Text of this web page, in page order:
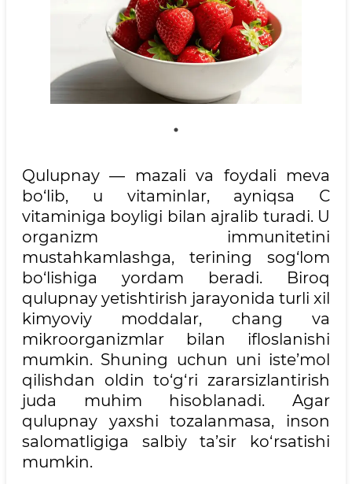
Qulupnay — mazali va foydali meva
bo‘lib, u vitaminlar, ayniqsa С
vitaminiga boyligi bilan ajralib turadi. U
organizm immunitetini
mustahkamlashga, terining sog‘lom
bo‘lishiga yordam beradi. Biroq
qulupnay yetishtirish jarayonida turli xil
kimyoviy moddalar, chang va
mikroorganizmlar bilan ifloslanishi
mumkin. Shuning uchun uni iste’mol
qilishdan oldin to‘g‘ri zararsizlantirish
juda muhim hisoblanadi. Agar
qulupnay yaxshi tozalanmasa, inson
salomatligiga salbiy ta’sir ko‘rsatishi
mumkin.